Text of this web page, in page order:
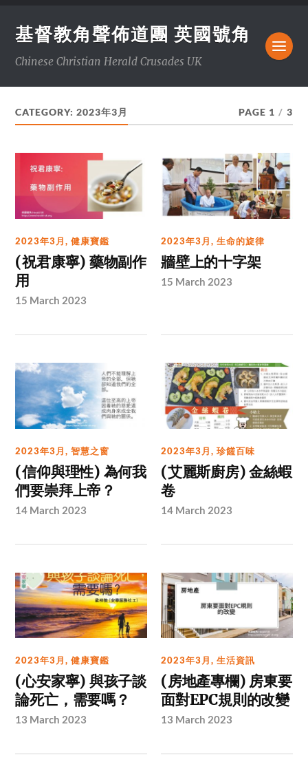
基督教角聲佈道團 英國號角
Chinese Christian Herald Crusades UK
CATEGORY:2023年3月 PAGE 1 / 3
2023年3月,健康寶鑑
(祝君康寧) 藥物副作
用
15 March 2023
2023年3月,生命的旋律
牆壁上的十字架
15 March 2023
2023年3月,智慧之窗
(信仰與理性) 為何我
們要崇拜上帝？
14 March 2023
2023年3月,珍饈百味
(艾麗斯廚房) 金絲蝦
卷
14 March 2023
2023年3月,健康寶鑑
(心安家寧) 與孩子談
論死亡，需要嗎？
13 March 2023
2023年3月,生活資訊
(房地產專欄) 房東要
面對EPC規則的改變
13 March 2023